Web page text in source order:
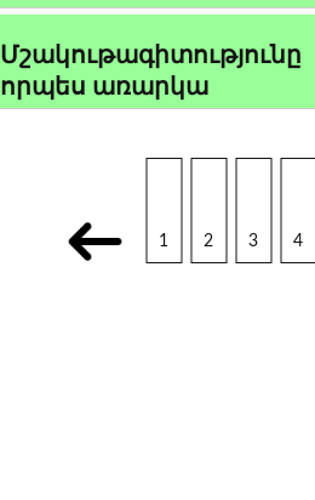
Մշակութագիտությունը
որպես առարկա
1 2 3 4